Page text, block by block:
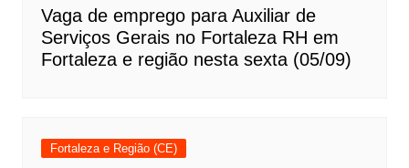
Vaga de emprego para Auxiliar de
Serviços Gerais no Fortaleza RH em
Fortaleza e região nesta sexta (05/09)
Fortaleza e Região (CE)